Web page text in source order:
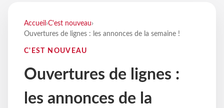
Accueil ›C'est nouveau›
Ouvertures de lignes : les annonces de la semaine !
C'EST NOUVEAU
Ouvertures de lignes :
les annonces de la